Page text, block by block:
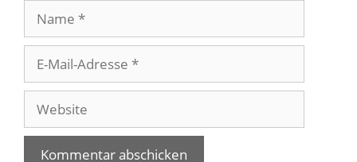
Mail-
Adresse
Website